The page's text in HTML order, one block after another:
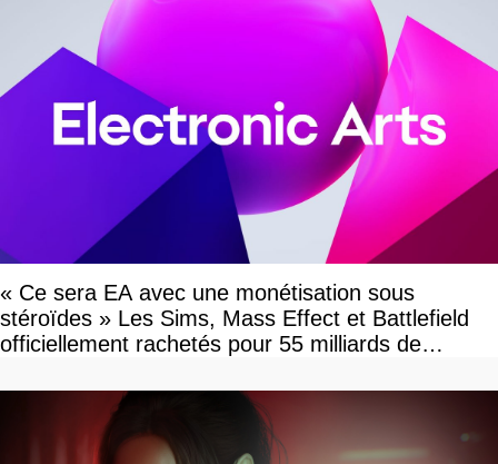
« Ce sera EA avec une monétisation sous
stéroïdes » Les Sims, Mass Effect et Battlefield
officiellement rachetés pour 55 milliards de